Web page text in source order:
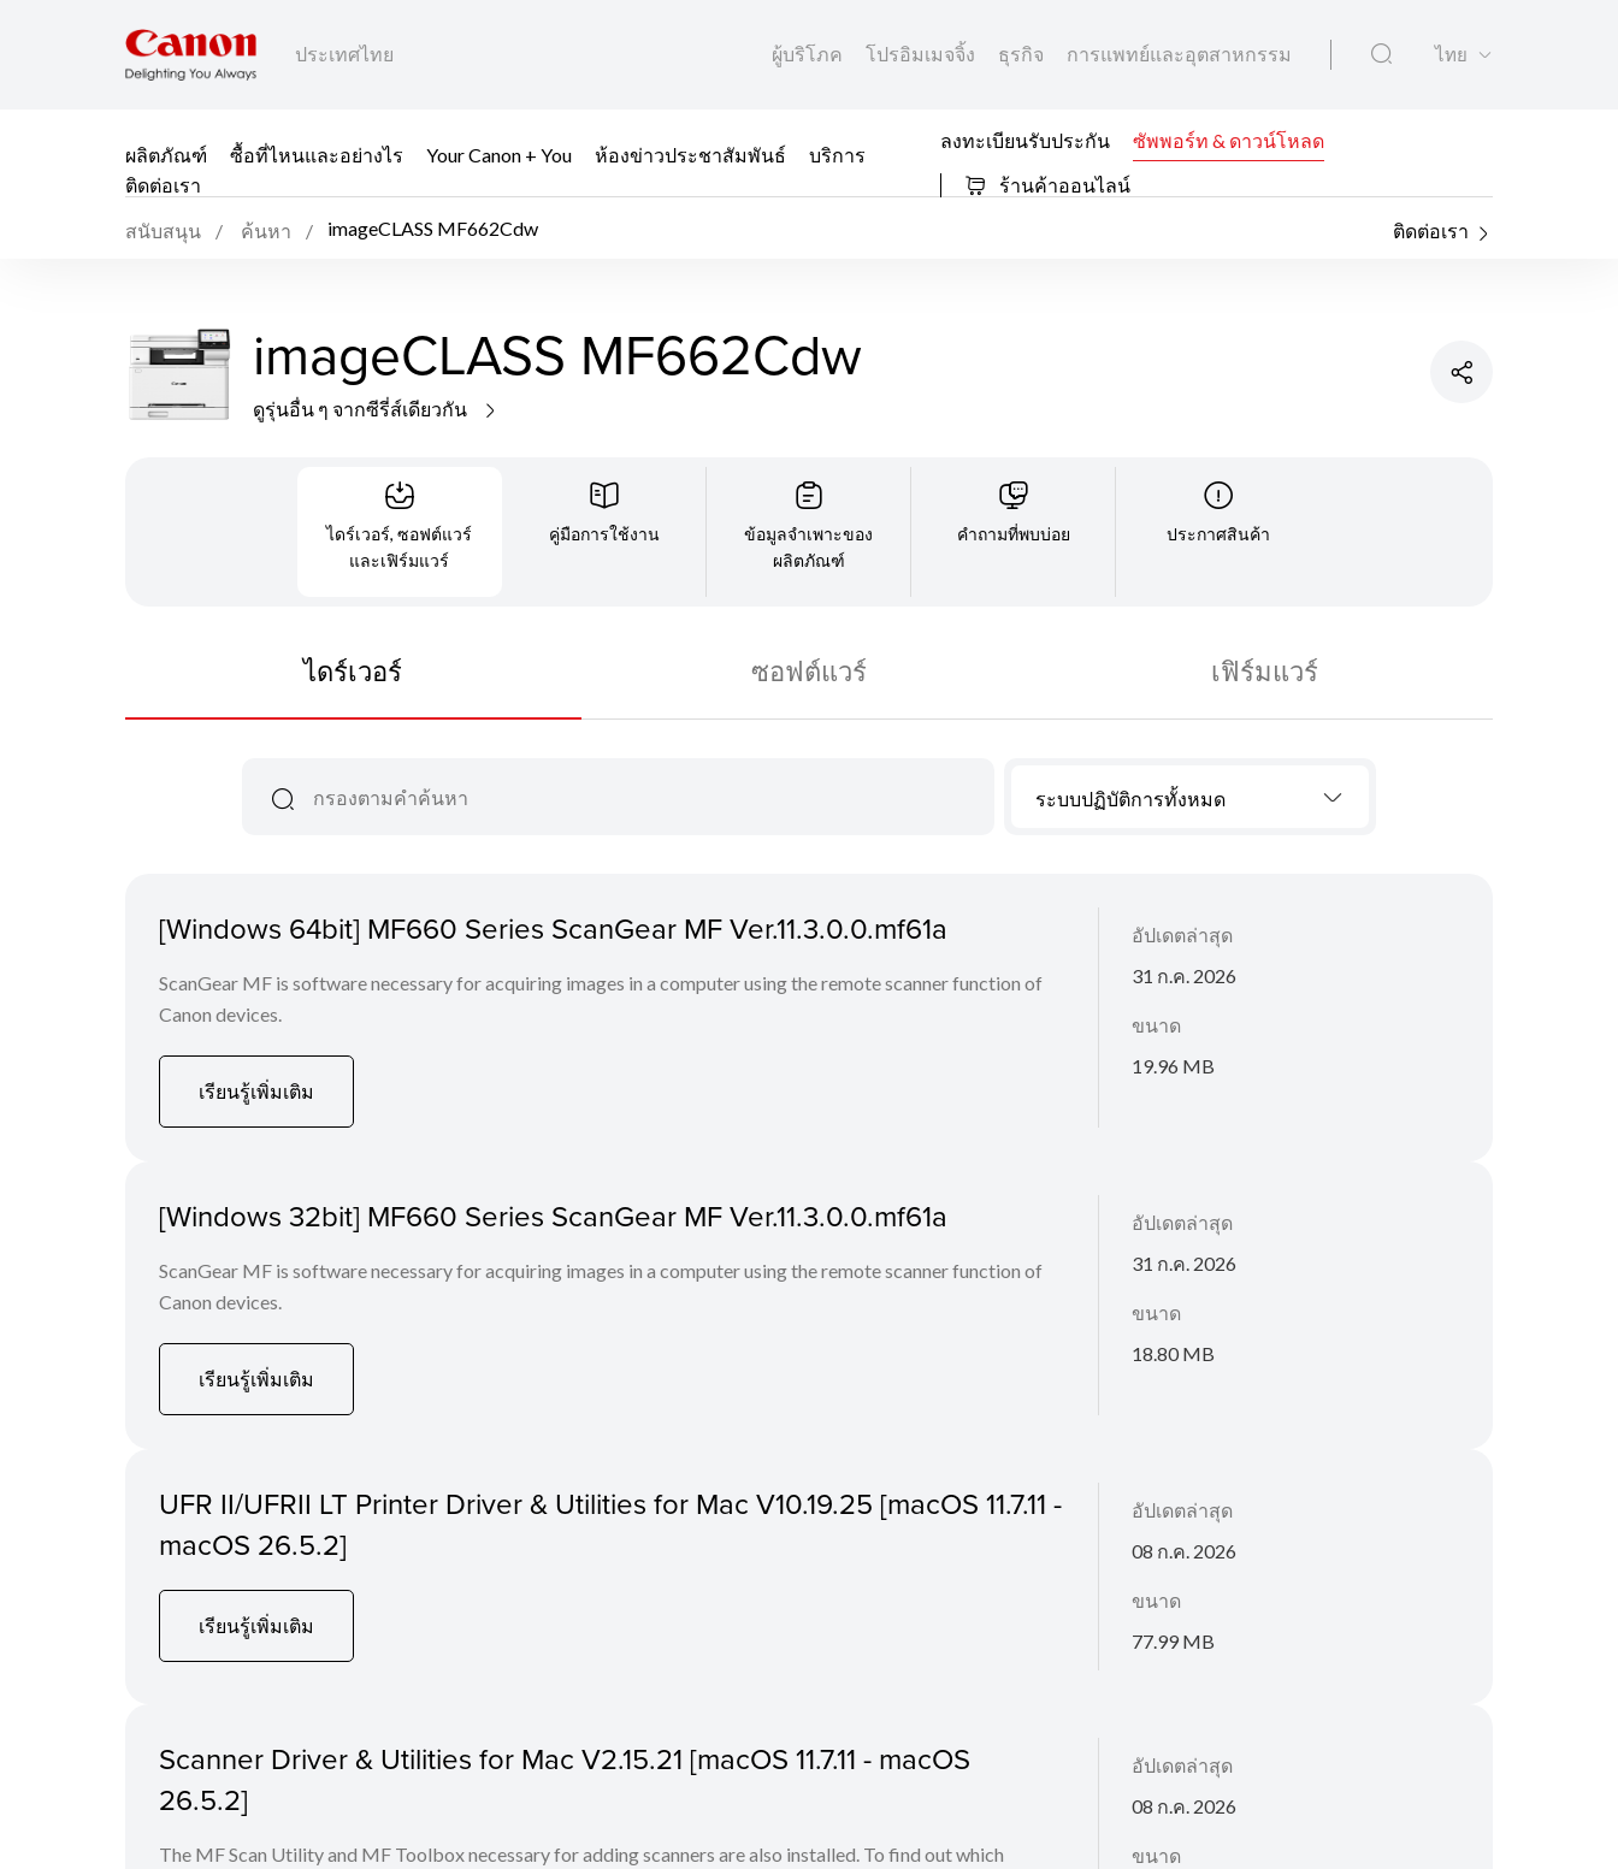
ประเทศไทย ผู้บริโภค โปรอิมเมจจิ้ง ธุรกิจ การแพทย์และอุตสาหกรรม ไทย
ผลิตภัณฑ์ ซื้อที่ไหนและอย่างไร Your Canon + You ห้องข่าวประชาสัมพันธ์
บริการ
ติดต่อเรา
ลงทะเบียนรับประกัน
ซัพพอร์ท & ดาวน์โหลด
ร้านค้าออนไลน์
สนับสนุน ค้นหา imageCLASS MF662Cdw ติดต่อเรา
imageCLASS MF662Cdw
ดูรุ่นอื่น ๆ จากซีรี่ส์เดียวกัน
ไดร์เวอร์, ซอฟต์แวร์
และเฟิร์มแวร์
คู่มือการใช้งาน
ข้อมูลจำเพาะของ
ผลิตภัณฑ์
คำถามที่พบบ่อย ประกาศสินค้า
ไดร์เวอร์ ซอฟต์แวร์ เฟิร์มแวร์
ระบบปฏิบัติการทั้งหมด
[Windows 64bit] MF660 Series ScanGear MF Ver.11.3.0.0.mf61a
ScanGear MF is software necessary for acquiring images in a computer using the remote scanner function of
Canon devices.
เรียนรู้เพิ่มเติม
อัปเดตล่าสุด
31 ก.ค. 2026
ขนาด
19.96 MB
[Windows 32bit] MF660 Series ScanGear MF Ver.11.3.0.0.mf61a
ScanGear MF is software necessary for acquiring images in a computer using the remote scanner function of
Canon devices.
เรียนรู้เพิ่มเติม
อัปเดตล่าสุด
31 ก.ค. 2026
ขนาด
18.80 MB
UFR II/UFRII LT Printer Driver & Utilities for Mac V10.19.25 [macOS 11.7.11 -
macOS 26.5.2]
เรียนรู้เพิ่มเติม
อัปเดตล่าสุด
08 ก.ค. 2026
ขนาด
77.99 MB
Scanner Driver & Utilities for Mac V2.15.21 [macOS 11.7.11 - macOS
26.5.2]
The MF Scan Utility and MF Toolbox necessary for adding scanners are also installed. To find out which
อัปเดตล่าสุด
08 ก.ค. 2026
ขนาด